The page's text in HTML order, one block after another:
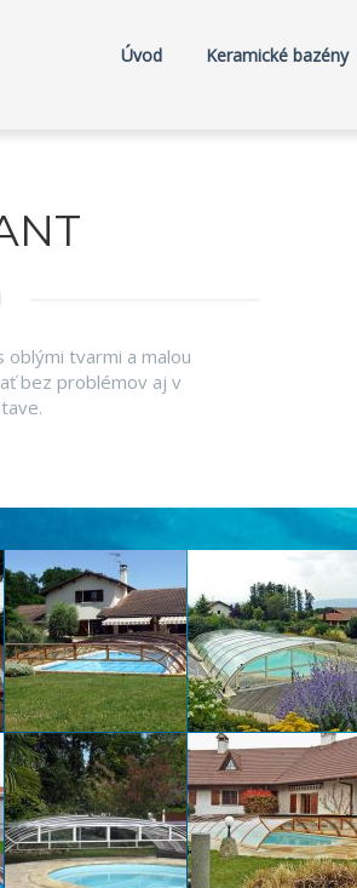
Úvod Keramické bazény
oblými tvarmi a malou
bez problémov aj v